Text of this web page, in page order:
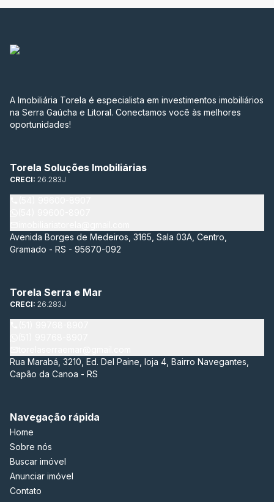
A Imobiliária Torela é especialista em investimentos imobiliários
na Serra Gaúcha e Litoral. Conectamos você às melhores
oportunidades!
Torela Soluções Imobiliárias
CRECI: 26.283J
Avenida Borges de Medeiros, 3165, Sala 03A, Centro,
Gramado - RS - 95670-092
Torela Serra e Mar
CRECI: 26.283J
Rua Marabá, 3210, Ed. Del Paine, loja 4, Bairro Navegantes,
Capão da Canoa - RS
Navegação rápida
Home
Sobre nós
Buscar imóvel
Anunciar imóvel
Contato